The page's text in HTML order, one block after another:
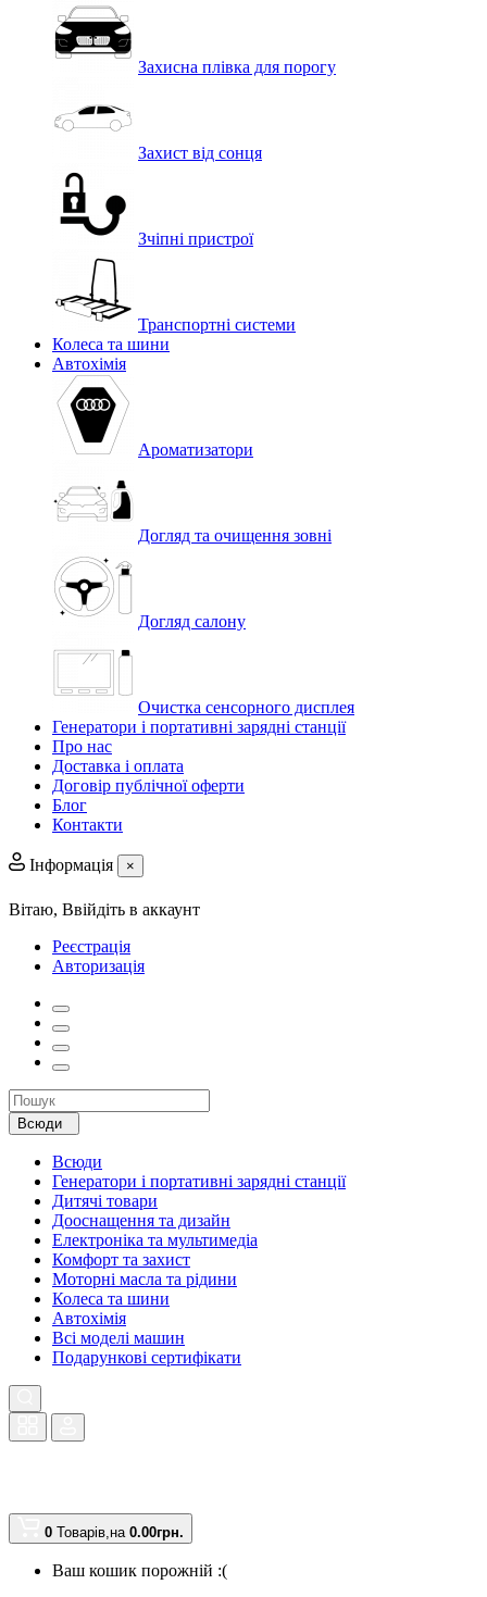
Захисна плівка для порогу
Захист від сонця
Зчіпні пристрої
Транспортні системи
Колеса та шини
Автохімія
Ароматизатори
Догляд та очищення зовні
Догляд салону
Очистка сенсорного дисплея
Генератори і портативні зарядні станції
Про нас
Доставка і оплата
Договір публічної оферти
Блог
Контакти
Інформація ×
Вітаю, Ввійдіть в аккаунт
Реєстрація
Авторизація
Всюди
Всюди
Генератори і портативні зарядні станції
Дитячі товари
Дооснащення та дизайн
Електроніка та мультимедіа
Комфорт та захист
Моторні масла та рідини
Колеса та шини
Автохімія
Всі моделі машин
Подарункові сертифікати
0 Товарів,на 0.00грн.
Ваш кошик порожній :(